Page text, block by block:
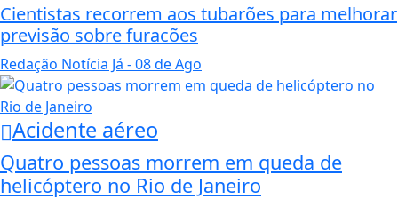
Cientistas recorrem aos tubarões para melhorar
previsão sobre furacões
Redação Notícia Já - 08 de Ago
Acidente aéreo
Quatro pessoas morrem em queda de
helicóptero no Rio de Janeiro